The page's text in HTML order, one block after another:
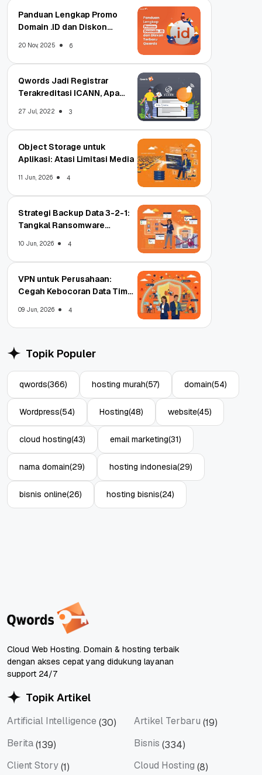
Panduan Lengkap Promo
Domain .ID dan Diskon
20 Nov, 2025 6
Qwords Jadi Registrar
Terakreditasi ICANN, Apa
27 Jul, 2022 3
Object Storage untuk
Aplikasi: Atasi Limitasi Media
11 Jun, 2026 4
Strategi Backup Data 3-2-1:
Tangkal Ransomware
10 Jun, 2026 4
VPN untuk Perusahaan:
Cegah Kebocoran Data Tim
09 Jun, 2026 4
Topik Populer
qwords(366) hosting murah(57) domain(54)
Wordpress(54) Hosting(48) website(45)
cloud hosting(43) email marketing(31)
nama domain(29) hosting indonesia(29)
bisnis online(26) hosting bisnis(24)
Cloud Web Hosting. Domain & hosting terbaik
dengan akses cepat yang didukung layanan
support 24/7
Topik Artikel
Artificial Intelligence (30) Artikel Terbaru (19)
Berita(139) Bisnis (334)
Client Story(1) Cloud Hosting (8)